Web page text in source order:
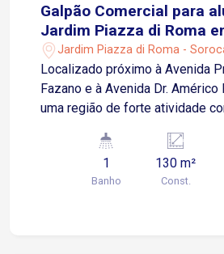
Galpão Comercial para
Jardim Piazza di Roma
Sorocaba/SP
Jardim Piazza di Roma -
Localizado próximo à Avenida
Fazano e à Avenida Dr.
uma região de forte atividade
e diversos estabelecimentos.
fácil acesso às principais vias
excelente visibilidade para o seu
1
Banho
130 m²
Const.